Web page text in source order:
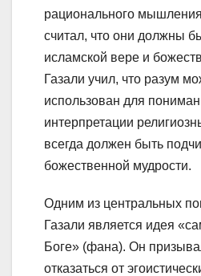
рационального
считал, что они должны
исламской вере и
Газали учил, что разум
использован для
интерпретации
всегда должен быть
божественной мудрости.
Одним из центральных
Газали является идея
Боге» (фана). Он
отказаться от